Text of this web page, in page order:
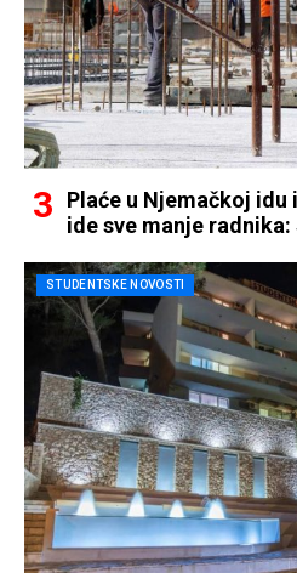
Plaće u Njemačkoj idu
ide sve manje
STUDENTSKE NOVOSTI